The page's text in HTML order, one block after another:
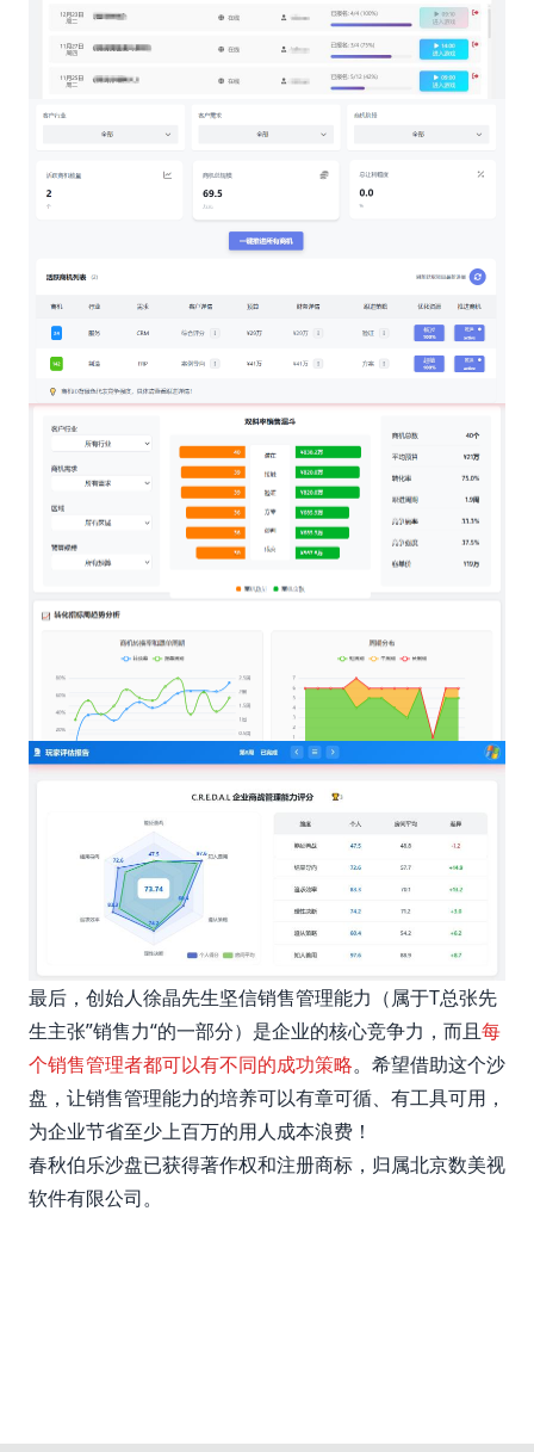
最后，创始人徐晶先生坚信销售管理能力（属于T总张先
生主张”销售力“的一部分）是企业的核心竞争力，而且每
个销售管理者都可以有不同的成功策略。希望借助这个沙
盘，让销售管理能力的培养可以有章可循、有工具可用，
为企业节省至少上百万的用人成本浪费！
春秋伯乐沙盘已获得著作权和注册商标，归属北京数美视
软件有限公司。